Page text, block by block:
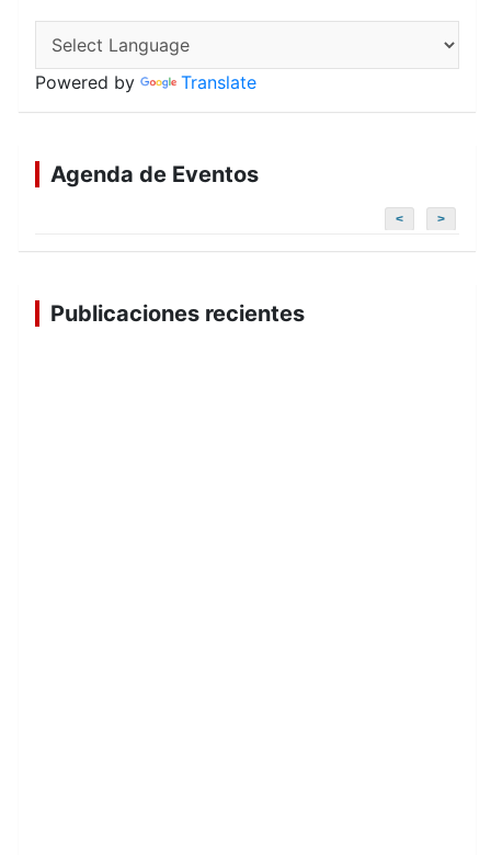
Powered by Translate
Agenda de Eventos
< >
Publicaciones recientes